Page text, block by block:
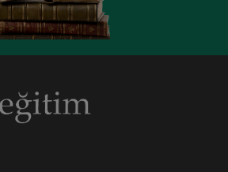
Sepete Ekle
Enstitüsü